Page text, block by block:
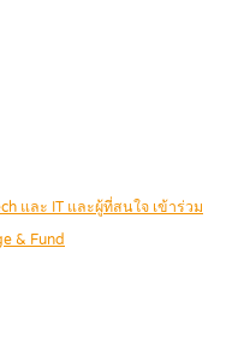
และ IT และผู้ที่สนใจ เข้าร่วม
& Fund